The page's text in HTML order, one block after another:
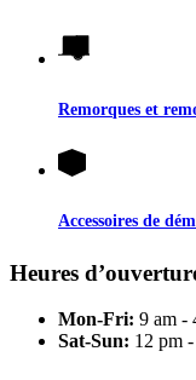
Remorques et
Accessoires de
Heures
Mon-Fri: 9 am -
Sat-Sun: 12 pm